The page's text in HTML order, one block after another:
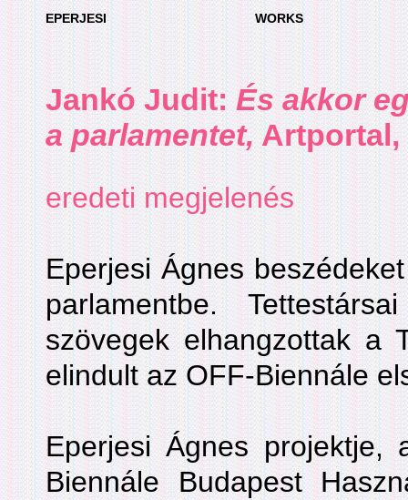
EPERJESI WORKS
Jankó Judit:És akkor
a parlamentet,Artportal,
eredeti megjelenés
Eperjesi Ágnes
parlamentbe.
szövegek elhangzottak a
elindult az OFF-Biennále
Eperjesi Ágnes projektje,
Biennále Budapest